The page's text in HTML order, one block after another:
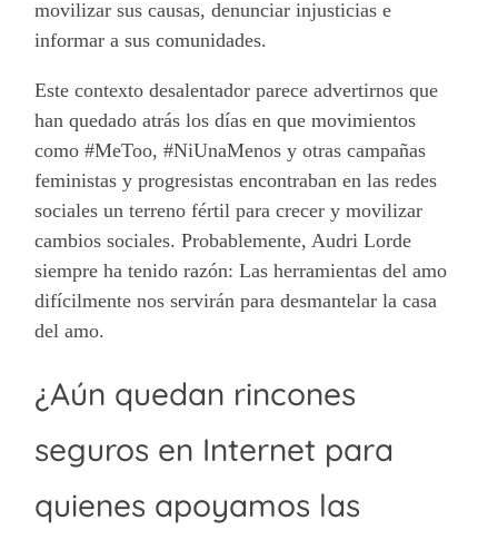
movilizar sus causas, denunciar injusticias e
informar a sus comunidades.
Este contexto desalentador parece advertirnos que
han quedado atrás los días en que movimientos
como #MeToo, #NiUnaMenos y otras campañas
feministas y progresistas encontraban en las redes
sociales un terreno fértil para crecer y movilizar
cambios sociales. Probablemente, Audri Lorde
siempre ha tenido razón: Las herramientas del amo
difícilmente nos servirán para desmantelar la casa
del amo.
¿Aún quedan rincones
seguros en Internet para
quienes apoyamos las